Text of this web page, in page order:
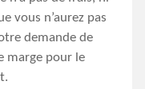
vous n’aurez pas
demande de
marge pour le